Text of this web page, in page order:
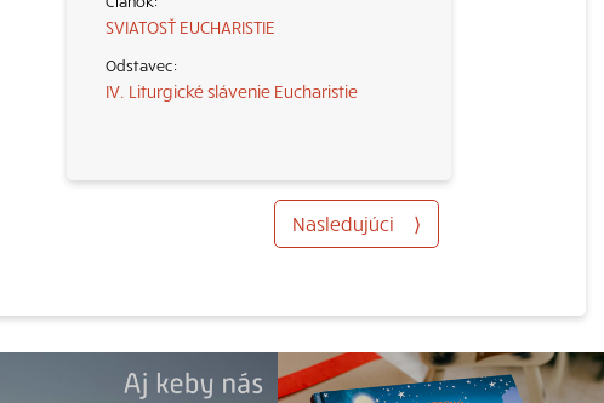
SVIATOSŤ EUCHARISTIE
IV. Liturgické slávenie Eucharistie
Nasledujúci ⟩